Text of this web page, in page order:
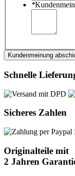
*
Kundenmeinung
Schnelle
Sicheres Zahlen
Originalteile mit
2 Jahren